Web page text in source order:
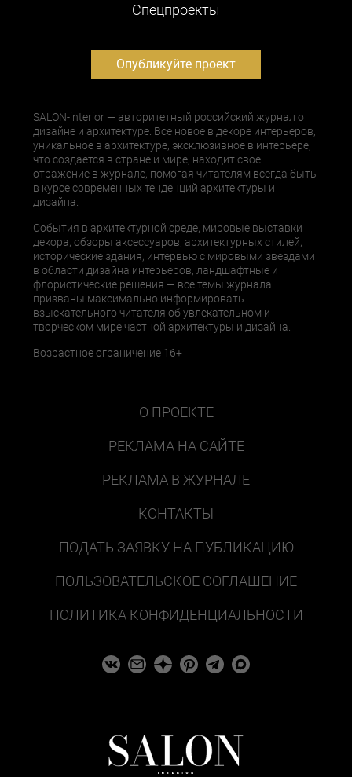
Cпецпроекты
Опубликуйте проект
SALON-interior — авторитетный российский журнал о
дизайне и архитектуре. Все новое в декоре интерьеров,
уникальное в архитектуре, эксклюзивное в интерьере,
что создается в стране и мире, находит свое
отражение в журнале, помогая читателям всегда быть
в курсе современных тенденций архитектуры и
дизайна.
События в архитектурной среде, мировые выставки
декора, обзоры аксессуаров, архитектурных стилей,
исторические здания, интервью с мировыми звездами
в области дизайна интерьеров, ландшафтные и
флористические решения — все темы журнала
призваны максимально информировать
взыскательного читателя об увлекательном и
творческом мире частной архитектуры и дизайна.
Возрастное ограничение 16+
О ПРОЕКТЕ
РЕКЛАМА НА САЙТЕ
РЕКЛАМА В ЖУРНАЛЕ
КОНТАКТЫ
ПОДАТЬ ЗАЯВКУ НА ПУБЛИКАЦИЮ
ПОЛЬЗОВАТЕЛЬСКОЕ СОГЛАШЕНИЕ
ПОЛИТИКА КОНФИДЕНЦИАЛЬНОСТИ